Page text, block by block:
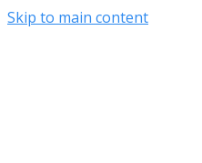
Skip to main content